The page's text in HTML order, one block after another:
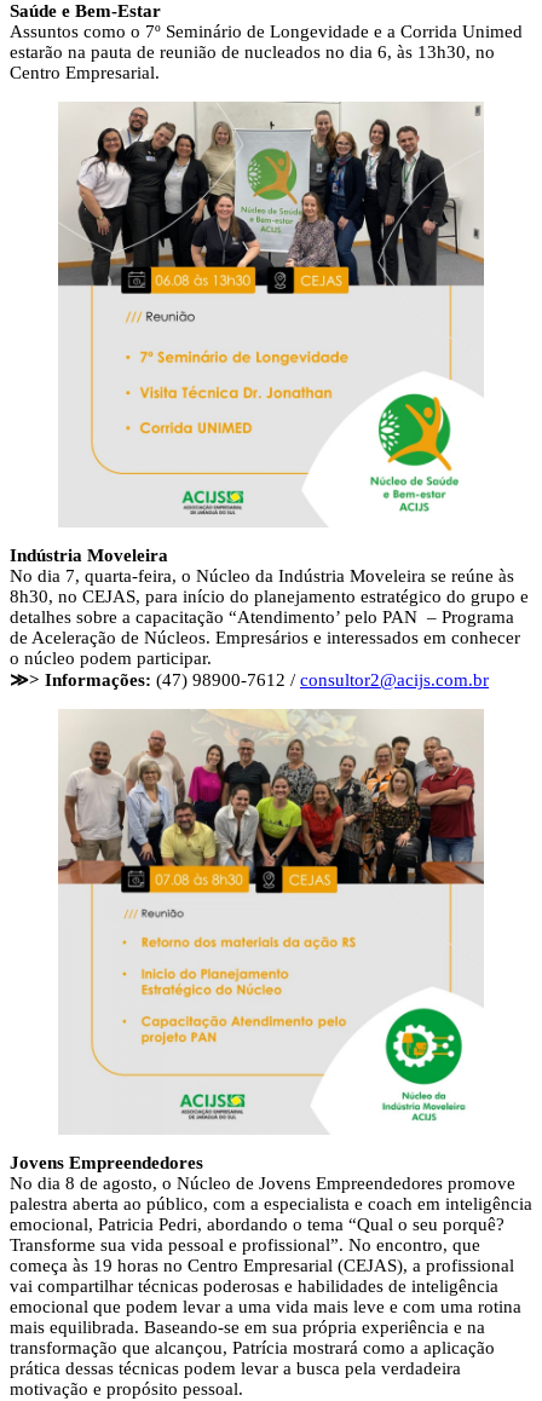
Saúde e Bem-Estar
Assuntos como o 7º Seminário de Longevidade e a Corrida Unimed
estarão na pauta de reunião de nucleados no dia 6, às 13h30, no
Centro Empresarial.
Indústria Moveleira
No dia 7, quarta-feira, o Núcleo da Indústria Moveleira se reúne às
8h30, no CEJAS, para início do planejamento estratégico do grupo e
detalhes sobre a capacitação “Atendimento’ pelo PAN – Programa
de Aceleração de Núcleos. Empresários e interessados em conhecer
o núcleo podem participar.
≫> Informações: (47) 98900-7612 / consultor2@acijs.com.br
Jovens Empreendedores
No dia 8 de agosto, o Núcleo de Jovens Empreendedores promove
palestra aberta ao público, com a especialista e coach em inteligência
emocional, Patricia Pedri, abordando o tema “Qual o seu porquê?
Transforme sua vida pessoal e profissional”. No encontro, que
começa às 19 horas no Centro Empresarial (CEJAS), a profissional
vai compartilhar técnicas poderosas e habilidades de inteligência
emocional que podem levar a uma vida mais leve e com uma rotina
mais equilibrada. Baseando-se em sua própria experiência e na
transformação que alcançou, Patrícia mostrará como a aplicação
prática dessas técnicas podem levar a busca pela verdadeira
motivação e propósito pessoal.